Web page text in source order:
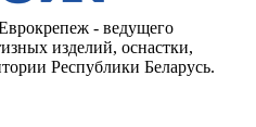
- ведущего
изделий, оснастки,
Республики Беларусь.